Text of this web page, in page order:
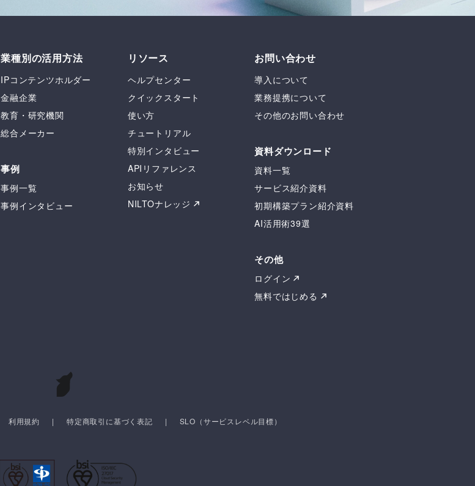
業種別の活用方法
IPコンテンツホルダー
金融企業
教育・研究機関
総合メーカー
事例
事例一覧
事例インタビュー
リソース
ヘルプセンター
クイックスタート
使い方
チュートリアル
特別インタビュー
APIリファレンス
お知らせ
NILTOナレッジ
お問い合わせ
導入について
業務提携について
その他のお問い合わせ
資料ダウンロード
資料一覧
サービス紹介資料
初期構築プラン紹介資料
AI活用術39選
その他
ログイン
無料ではじめる
利用規約 特定商取引に基づく表記 SLO（サービスレベル目標）